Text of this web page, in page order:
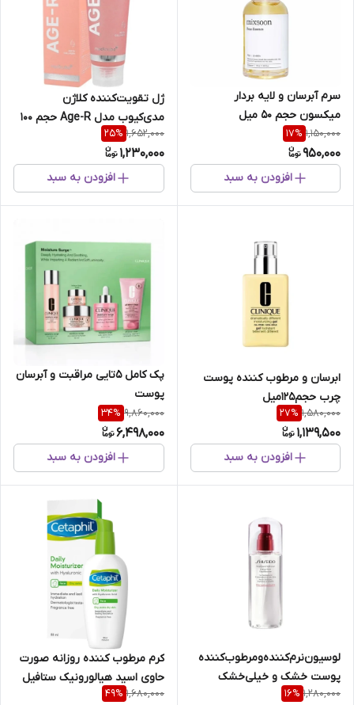
سرم آبرسان و لایه بردار
میکسون حجم 50 میل
1,150,000
17%
950,000
افزودن به سبد
ژل تقویت‌کننده کلاژن
مدی‌کیوب مدل Age-R حجم 100
میل
1,652,000
25%
1,230,000
افزودن به سبد
ابرسان‌ و مرطوب‌ کننده‌ پوست‌
چرب‌ حجم125میل
1,580,000
27%
1,139,500
افزودن به سبد
پک‌ کامل‌ 5تایی‌ مراقبت‌ و آبرسان‌
پوست
9,860,000
34%
6,498,000
افزودن به سبد
لوسیون‌نرم‌کننده‌ومرطوب‌کننده‌
پوست خشک‌ و خیلی‌خشک‌
حجم150 میل شیسیدو
1,280,000
16%
کرم مرطوب کننده روزانه صورت
حاوی اسید هیالورونیک ستافیل
حجم ۸۸ میل
1,680,000
49%